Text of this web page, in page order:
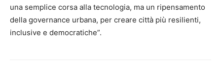
una semplice corsa alla tecnologia, ma un ripensamento
della governance urbana, per creare città più resilienti,
inclusive e democratiche”.